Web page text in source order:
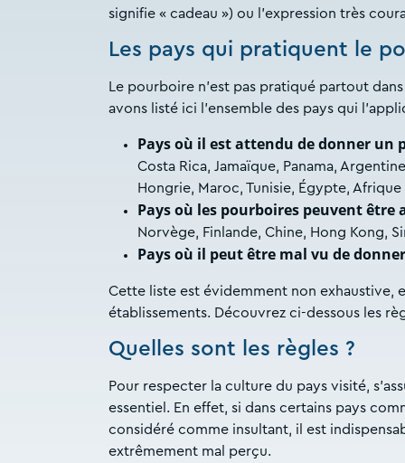
signifie « cadeau ») ou l’expression très
Les pays qui pratiquent le
Le pourboire n’est pas pratiqué partout
avons listé ici l’ensemble des pays qui
Pays où il est attendu de donner un
Costa Rica, Jamaïque, Panama,
Hongrie, Maroc, Tunisie, Égypte,
Pays où les pourboires peuvent être
Norvège, Finlande, Chine, Hong Kong,
Pays où il peut être mal vu de
Cette liste est évidemment non exhaustive,
établissements. Découvrez ci-dessous les
Quelles sont les règles ?
Pour respecter la culture du pays visité,
essentiel. En effet, si dans certains pays
considéré comme insultant, il est
extrêmement mal perçu.